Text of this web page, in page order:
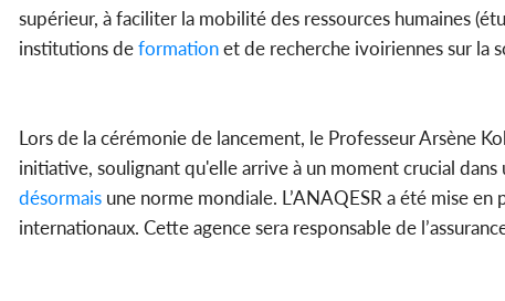
supérieur, à faciliter la mobilité des ressources humaines
institutions deformationet de recherche ivoiriennes sur la
Lors de la cérémonie de lancement, le Professeur Arsène
initiative, soulignant qu'elle arrive à un moment crucial
désormais une norme mondiale. L’ANAQESR a été mise
internationaux. Cette agence sera responsable de